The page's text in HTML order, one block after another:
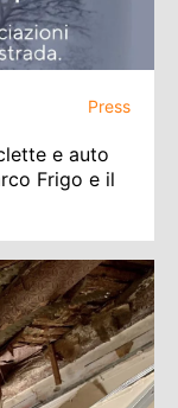
Press
e auto
Frigo e il